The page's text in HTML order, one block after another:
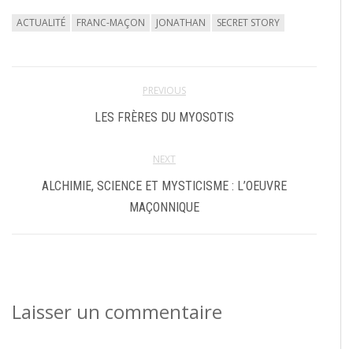
ACTUALITÉ FRANC-MAÇON JONATHAN SECRET STORY
PREVIOUS
LES FRÈRES DU MYOSOTIS
NEXT
ALCHIMIE, SCIENCE ET MYSTICISME : L’OEUVRE
MAÇONNIQUE
Laisser un commentaire